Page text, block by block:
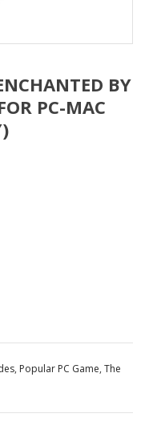
BY
PC-MAC
, Popular PC Game, The